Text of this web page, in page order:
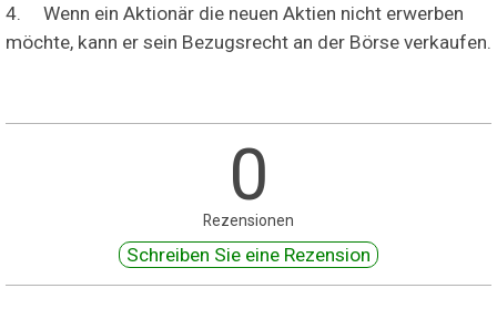
4. Wenn ein Aktionär die neuen Aktien nicht erwerben
möchte, kann er sein Bezugsrecht an der Börse verkaufen.
0
Rezensionen